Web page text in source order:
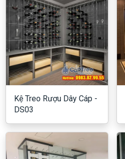
Kệ Treo Rượu Dây Cáp -
DS03